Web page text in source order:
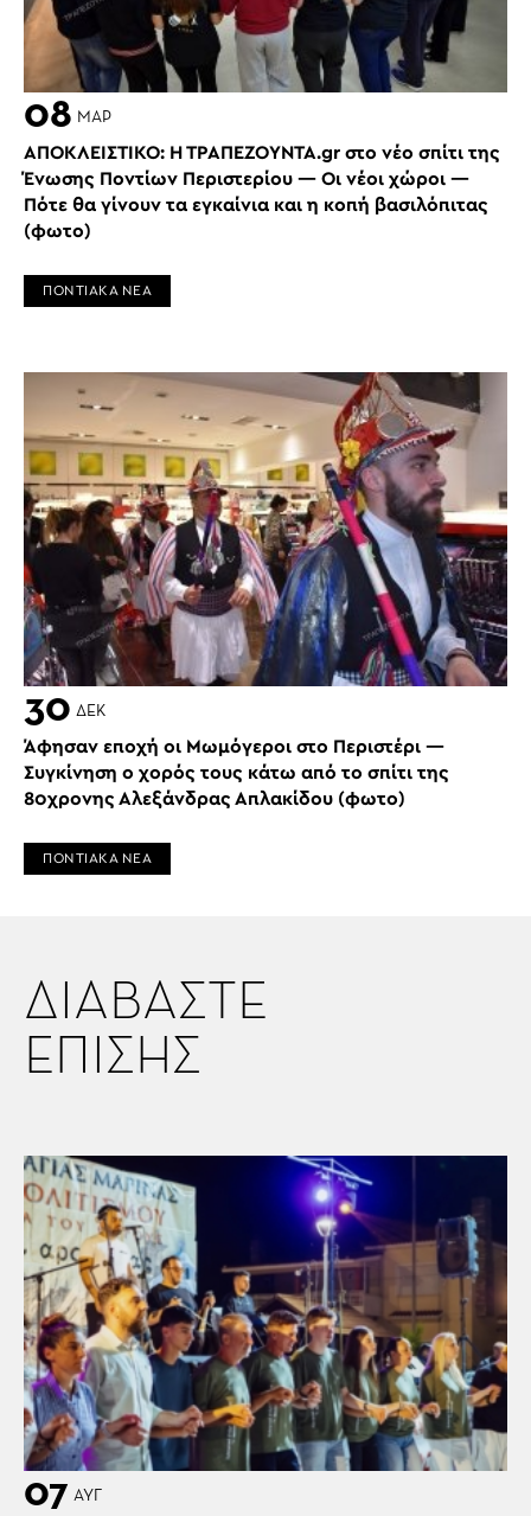
08 ΜΑΡ
ΑΠΟΚΛΕΙΣΤΙΚΟ: Η ΤΡΑΠΕΖΟΥΝΤΑ.gr στο νέο σπίτι της
Ένωσης Ποντίων Περιστερίου — Οι νέοι χώροι —
Πότε θα γίνουν τα εγκαίνια και η κοπή βασιλόπιτας
(φωτο)
ΠΟΝΤΙΑΚΑ ΝΕΑ
30 ΔΕΚ
Άφησαν εποχή οι Μωμόγεροι στο Περιστέρι ―
Συγκίνηση ο χορός τους κάτω από το σπίτι της
80χρονης Αλεξάνδρας Απλακίδου (φωτο)
ΠΟΝΤΙΑΚΑ ΝΕΑ
ΔΙΑΒΑΣΤΕ
ΕΠΙΣΗΣ
07 ΑΥΓ